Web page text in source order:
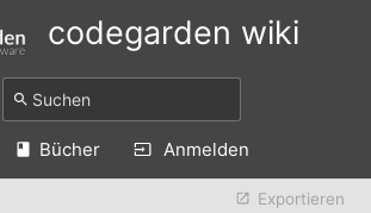
codegarden wiki
Bücher Anmelden
Exportieren